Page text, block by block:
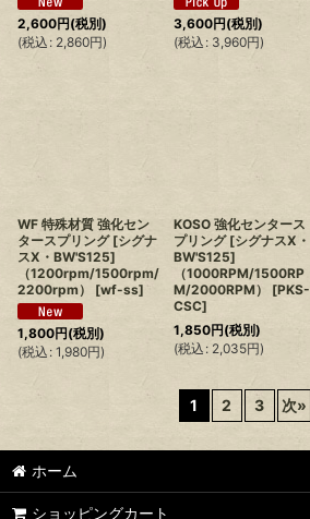
2,600円(税別)
(税込 : 2,860円)
3,600円(税別)
(税込 : 3,960円)
WF 特殊材質 強化セン
タースプリング [シグナ
スX・BW'S125]
（1200rpm/1500rpm/
2200rpm）
[wf-ss]
1,800円(税別)
(税込 : 1,980円)
KOSO 強化センタース
プリング [シグナスX・
BW'S125]
（1000RPM/1500RP
M/2000RPM）
[PKS-
CSC]
1,850円(税別)
(税込 : 2,035円)
1 2 3 次»
ホーム
ショッピングカート